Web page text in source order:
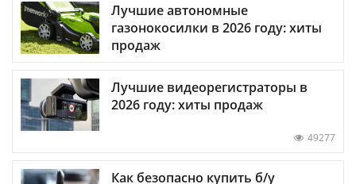
Лучшие автономные
газонокосилки в 2026 году: хиты
продаж
Лучшие видеорегистраторы в
2026 году: хиты продаж
49277
Как безопасно купить б/у